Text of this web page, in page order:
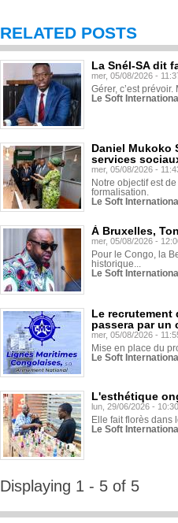
RELATED POSTS
La Snél-SA dit
mer, 05/08/2026 -
Gérer, c’est
Le Soft
Daniel Mukoko
services
mer, 05/08/2026 -
Notre objectif est
formalisation.
Le Soft
À Bruxelles,
mer, 05/08/2026 -
Pour le Congo, la
historique...
Le Soft
Le recrutement
passera par un
mer, 05/08/2026 -
Mise en place du
Le Soft
L'esthétique
lun, 29/06/2026 - 10:30
Elle fait florès dans
Le Soft
Displaying 1 - 5 of 5